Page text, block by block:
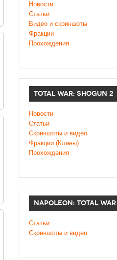
Новости
Статьи
Видео и скриншоты
Фракции
Прохождения
TOTAL WAR: SHOGUN 2
Новости
Статьи
Cкриншоты и видео
Фракции (Кланы)
Прохождения
NAPOLEON: TOTAL WAR
Статьи
Скриншоты и видео